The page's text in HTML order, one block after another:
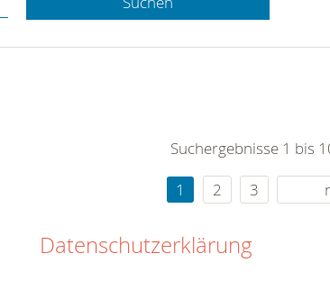
Hotline.
gerne.
Suchergebnisse 1 bis
1
2 3
Datenschutzerklärung